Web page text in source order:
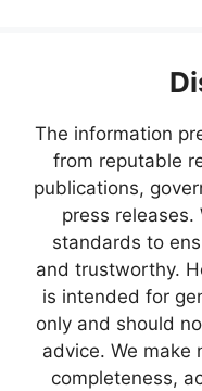
The information
from reputable
publications,
press releases.
standards to
and trustworthy.
is intended for
only and should
advice. We make
completeness,